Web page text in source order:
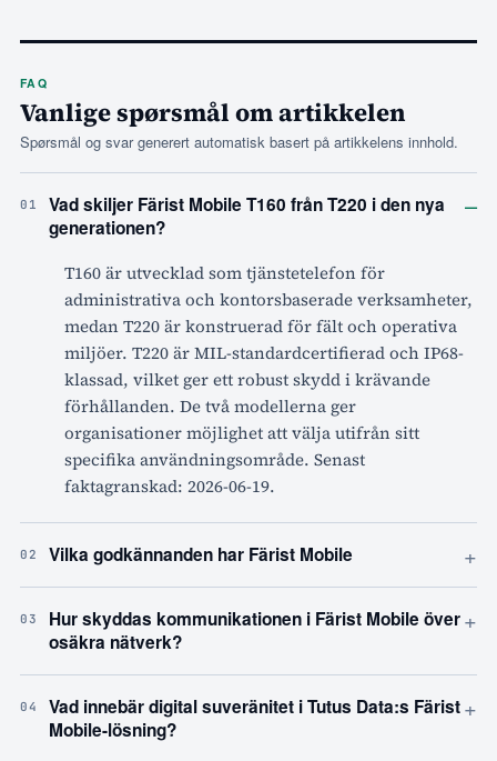
FAQ
Vanlige spørsmål om artikkelen
Spørsmål og svar generert automatisk basert på artikkelens innhold.
01
Vad skiljer Färist Mobile T160 från T220 i den nya
generationen?
–
T160 är utvecklad som tjänstetelefon för
administrativa och kontorsbaserade verksamheter,
medan T220 är konstruerad för fält och operativa
miljöer. T220 är MIL-standardcertifierad och IP68-
klassad, vilket ger ett robust skydd i krävande
förhållanden. De två modellerna ger
organisationer möjlighet att välja utifrån sitt
specifika användningsområde. Senast
faktagranskad: 2026-06-19.
02 Vilka godkännanden har Färist Mobile +
03
Hur skyddas kommunikationen i Färist Mobile över
osäkra nätverk?
+
04
Vad innebär digital suveränitet i Tutus Data:s Färist
Mobile-lösning?
+